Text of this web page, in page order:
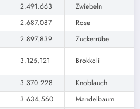
2.491.663
Zwiebeln
2.687.087
Rose
2.897.839 Zuckerrübe
3.125.121 Brokkoli
3.370.228
Knoblauch
3.634.560
Mandelbaum